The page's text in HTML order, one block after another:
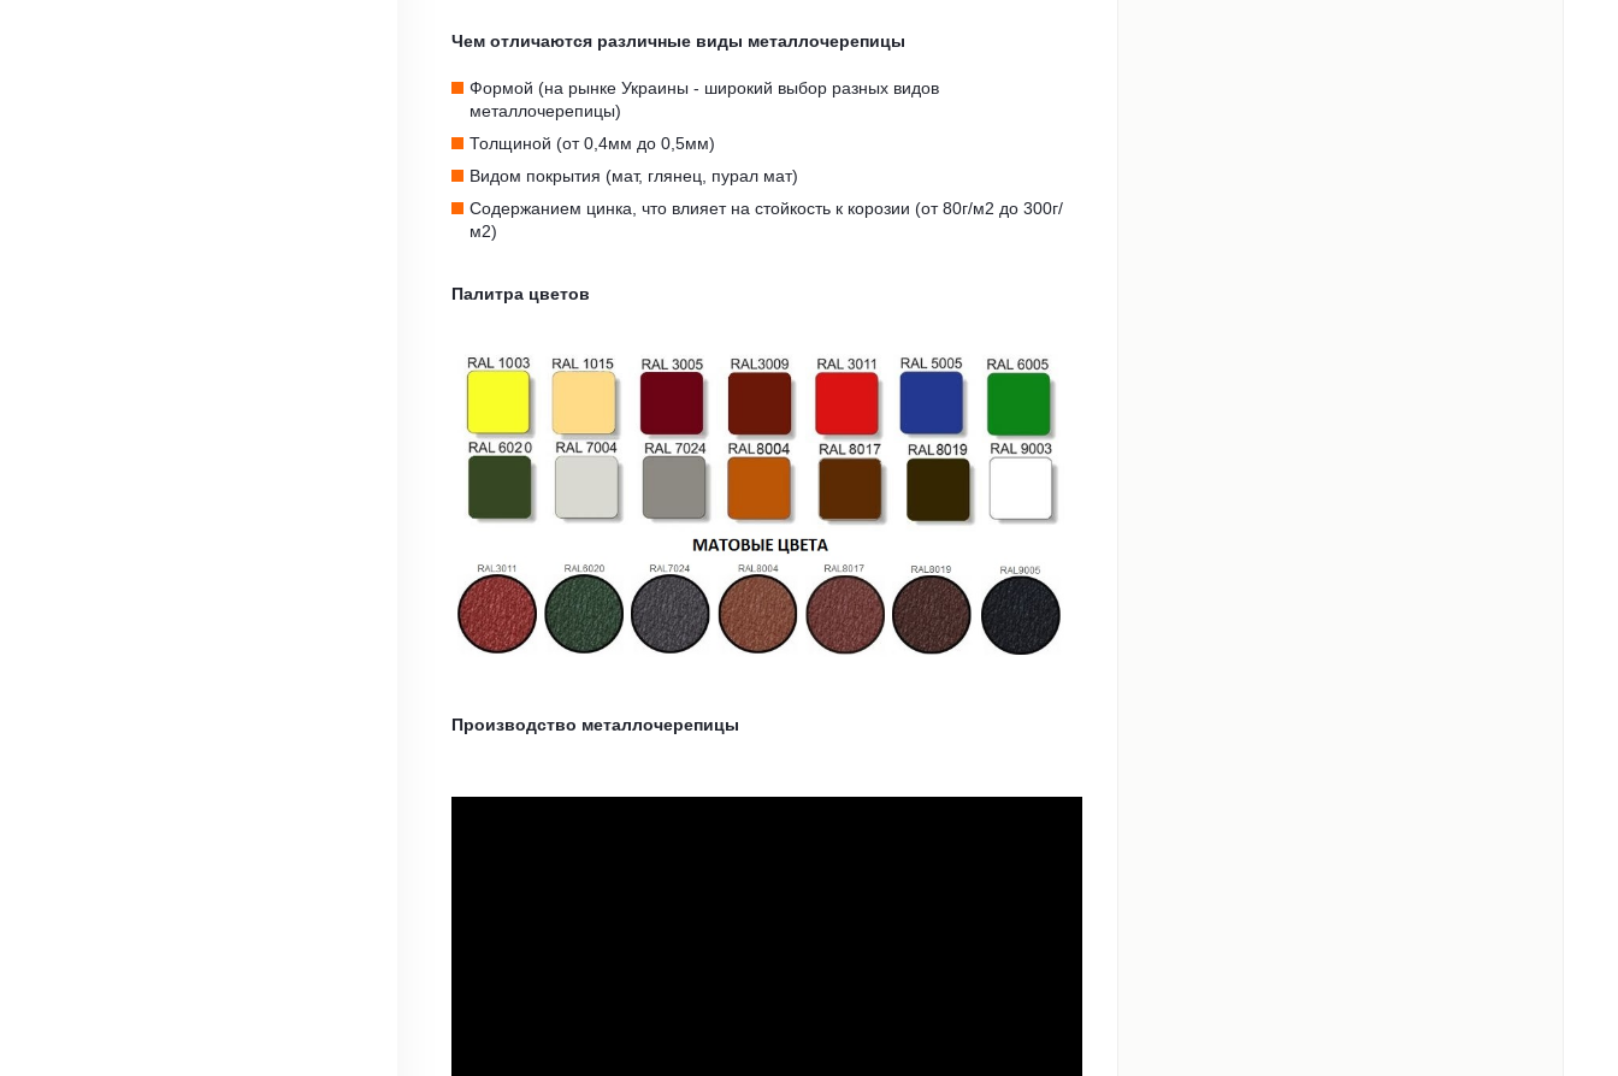
Чем отличаются различные виды металлочерепицы
Формой (на рынке Украины - широкий выбор разных видов
металлочерепицы)
Толщиной (от 0,4мм до 0,5мм)
Видом покрытия (мат, глянец, пурал мат)
Содержанием цинка, что влияет на стойкость к корозии (от 80г/м2 до 300г/
м2)
Палитра цветов
Производство металлочерепицы